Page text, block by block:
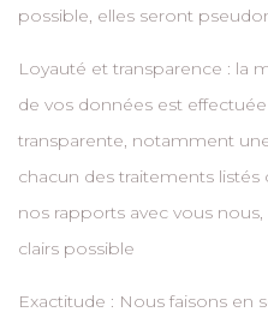
possible, elles seront
Loyauté et transparence : la
de vos données est
transparente, notamment
chacun des traitements
nos rapports avec vous
clairs possible
Exactitude : Nous faisons en